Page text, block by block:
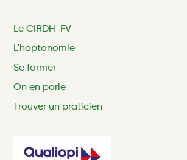
Le CIRDH-FV
L'haptonomie
Se former
On en parle
Trouver un praticien